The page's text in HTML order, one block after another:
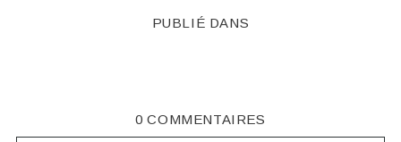
PUBLIÉ DANS
0 COMMENTAIRES